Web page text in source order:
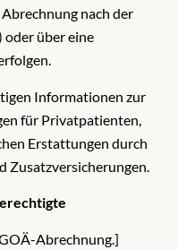
nach der
über eine
Informationen zur
für Privatpatienten,
Erstattungen durch
Zusatzversicherungen.
Abrechnung.]